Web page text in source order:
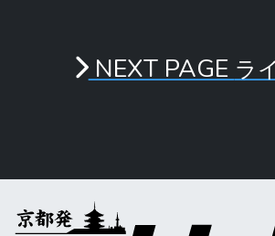
NEXT PAGE ラ